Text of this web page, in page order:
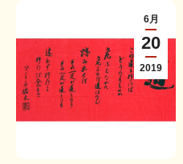
6月
20
2019